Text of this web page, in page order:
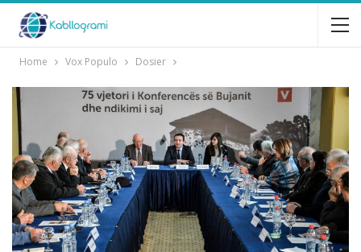
Home Vox Populo Dosier